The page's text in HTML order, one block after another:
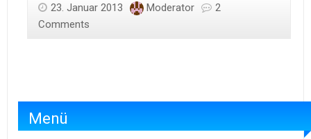
23. Januar 2013 Moderator
2
Comments
Menü